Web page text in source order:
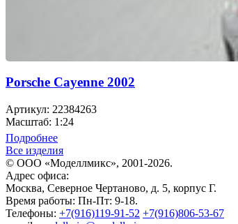
Porsche Cayenne 2002
Артикул: 22384263
Масштаб: 1:24
Подробнее
Все изделия
© ООО «Моделлмикс», 2001-2026.
Адрес офиса:
Москва, Северное Чертаново, д. 5, корпус Г.
Время работы: Пн-Пт: 9-18.
Телефоны: +7(916)119-91-52 +7(916)806-53-67